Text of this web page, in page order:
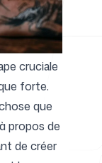
cruciale
forte.
que
propos de
de créer